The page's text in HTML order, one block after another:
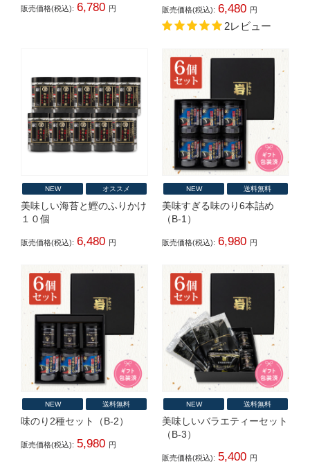
販売価格(税込): 6,780 円 販売価格(税込): 6,480 円
2レビュー
NEW オススメ
美味しい海苔と鰹のふりかけ
１０個
販売価格(税込): 6,480 円
NEW 送料無料
美味すぎる味のり6本詰め
（B-1）
販売価格(税込): 6,980 円
NEW 送料無料
味のり2種セット（B-2）
販売価格(税込): 5,980 円
NEW 送料無料
美味しいバラエティーセット
（B-3）
販売価格(税込): 5,400 円